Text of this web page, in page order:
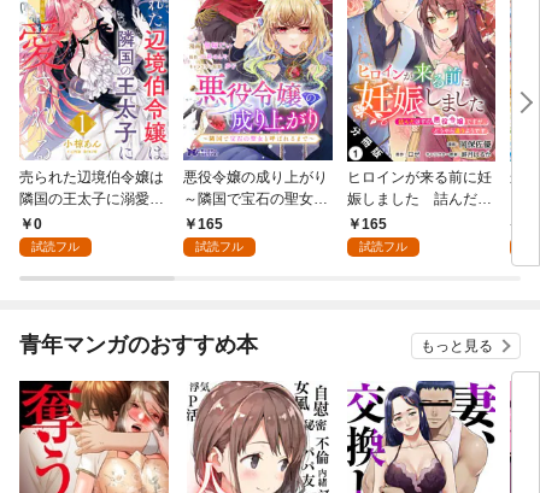
売られた辺境伯令嬢は
隣国の王太子に溺愛さ
れる 1
0
試読フル
悪役令嬢の成り上がり
～隣国で宝石の聖女と
呼ばれるまで～（コミ
ック） 分冊版 1
165
試読フル
ヒロインが来る前に妊
娠しました 詰んだは
ずの悪役令嬢ですが、
どうやら違うようです
165
試読フル
か
青年マンガのおすすめ本 もっと見る